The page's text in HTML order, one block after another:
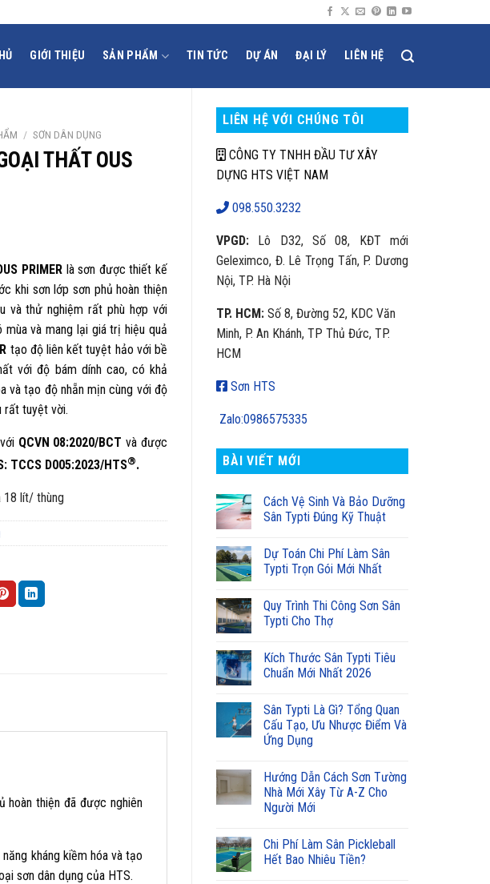
GIỚI THIỆU SẢN PHẨM TIN TỨC DỰ ÁN ĐẠI LÝ LIÊN HỆ
LIÊN HỆ VỚI CHÚNG TÔI
CÔNG TY TNHH ĐẦU TƯ XÂY
DỰNG HTS VIỆT NAM
098.550.3232
VPGD: Lô D32, Số 08, KĐT mới
Geleximco, Đ. Lê Trọng Tấn, P. Dương
Nội, TP. Hà Nội
TP. HCM: Số 8, Đường 52, KDC Văn
Minh, P. An Khánh, TP Thủ Đức, TP.
HCM
Sơn HTS
Zalo:0986575335
BÀI VIẾT MỚI
Cách Vệ Sinh Và Bảo Dưỡng
Sân Typti Đúng Kỹ Thuật
Dự Toán Chi Phí Làm Sân
Typti Trọn Gói Mới Nhất
Quy Trình Thi Công Sơn Sân
Typti Cho Thợ
Kích Thước Sân Typti Tiêu
Chuẩn Mới Nhất 2026
Sân Typti Là Gì? Tổng Quan
Cấu Tạo, Ưu Nhược Điểm Và
Ứng Dụng
Hướng Dẫn Cách Sơn Tường
Nhà Mới Xây Từ A-Z Cho
Người Mới
Chi Phí Làm Sân Pickleball
Hết Bao Nhiêu Tiền?
/ SƠN DÂN DỤNG
THẤT OUS
PRIMERlà sơn được thiết kế
khi sơn lớp sơn phủ hoàn thiện
và thử nghiệm rất phù hợp với
mùa và mang lại giá trị hiệu quả
tạo độ liên kết tuyệt hảo với bề
với độ bám dính cao, có khả
và tạo độ nhẵn mịn cùng với độ
rất tuyệt vời.
QCVN 08:2020/BCTvà được
TCCS D005:2023/HTS®.
lít/ thùng
thiện đã được nghiên
kháng kiềm hóa và tạo
sơn dân dụng của HTS.